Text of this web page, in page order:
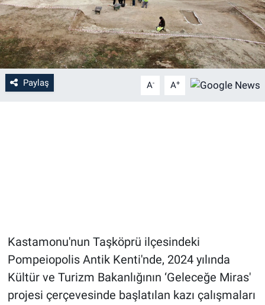
Paylaş A- A+
Kastamonu'nun Taşköprü ilçesindeki
Pompeiopolis Antik Kenti'nde, 2024 yılında
Kültür ve Turizm Bakanlığının ‘Geleceğe Miras'
projesi çerçevesinde başlatılan kazı çalışmaları